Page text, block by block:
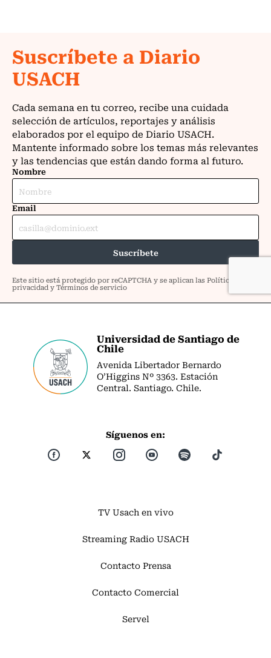
Universidad de Santiago de
Chile
Avenida Libertador Bernardo
O’Higgins Nº 3363. Estación
Central. Santiago. Chile.
Síguenos en:
TV Usach en vivo
Streaming Radio USACH
Contacto Prensa
Contacto Comercial
Servel